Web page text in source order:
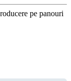
pe panouri